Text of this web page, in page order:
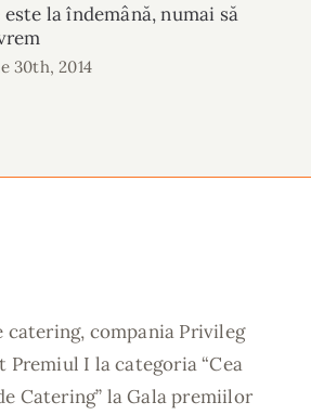
la îndemână, numai să
30th, 2014
catering, compania Privileg
I la categoria “Cea
Catering” la Gala premiilor